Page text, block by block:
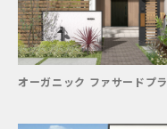
オーガニック ファサードプ